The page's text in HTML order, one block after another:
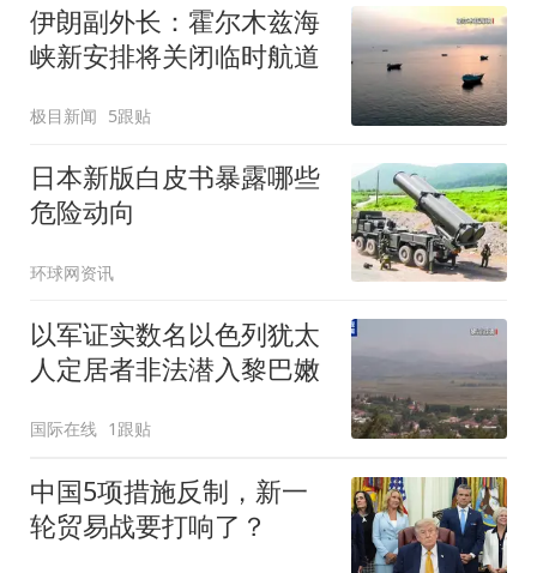
伊朗副外长：霍尔木兹海
峡新安排将关闭临时航道
极目新闻 5跟贴
日本新版白皮书暴露哪些
危险动向
环球网资讯
以军证实数名以色列犹太
人定居者非法潜入黎巴嫩
国际在线 1跟贴
中国5项措施反制，新一
轮贸易战要打响了？